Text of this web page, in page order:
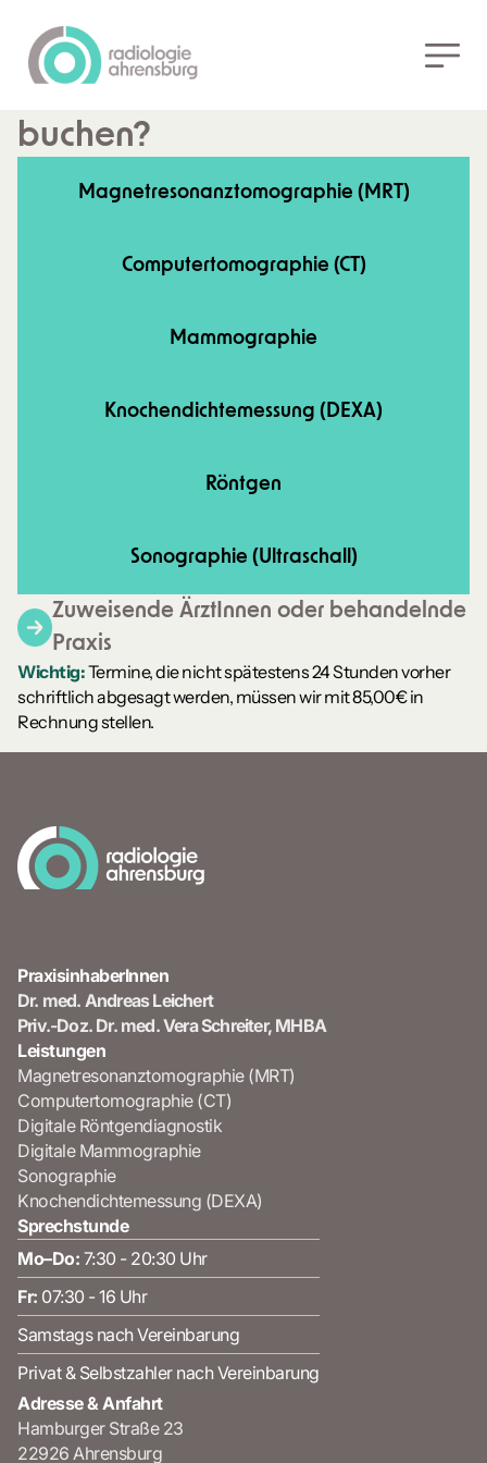
Welche Untersuchung
möchten Sie verbindlich
buchen?
Magnetresonanztomographie (MRT)
Computertomographie (CT)
Mammographie
Knochendichtemessung (DEXA)
Röntgen
Sonographie (Ultraschall)
Zuweisende ÄrztInnen oder behandelnde
Praxis
Wichtig:Termine, die nicht spätestens 24 Stunden vorher
schriftlich abgesagt werden, müssen wir mit 85,00€ in
Rechnung stellen.
PraxisinhaberInnen
Dr. med. Andreas Leichert
Priv.-Doz. Dr. med. Vera Schreiter, MHBA
Leistungen
Magnetresonanztomographie (MRT)
Computertomographie (CT)
Digitale Röntgendiagnostik
Digitale Mammographie
Sonographie
Knochendichtemessung (DEXA)
Sprechstunde
Mo–Do: 7:30 - 20:30 Uhr
Fr: 07:30 - 16 Uhr
Samstags nach Vereinbarung
Privat & Selbstzahler nach Vereinbarung
Adresse & Anfahrt
Hamburger Straße 23
22926 Ahrensburg